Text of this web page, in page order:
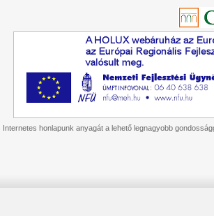
Internetes honlapunk anyagát a lehető legnagyobb